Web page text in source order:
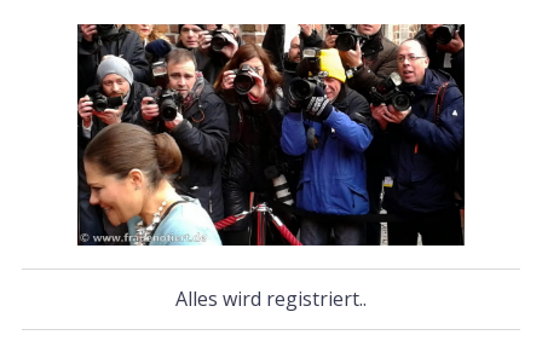
Alles wird registriert..